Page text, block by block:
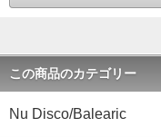
この商品のカテゴリー
Nu Disco/Balearic